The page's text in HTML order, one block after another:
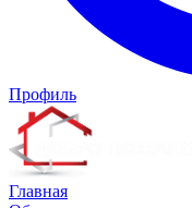
Профиль
Главная